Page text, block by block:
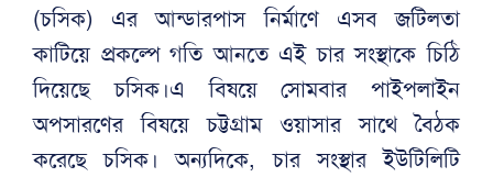
(চসিক) এর আন্ডারপাস নির্মাণে এসব জটিলতা
কাটিয়ে প্রকল্পে গতি আনতে এই চার সংস্থাকে চিঠি
দিয়েছে চসিক।এ বিষয়ে সোমবার পাইপলাইন
অপসারণের বিষয়ে চট্টগ্রাম ওয়াসার সাথে বৈঠক
করেছে চসিক। অন্যদিকে, চার সংস্থার ইউটিলিটি